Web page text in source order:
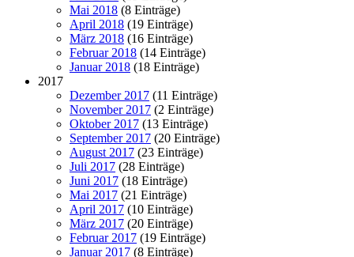
Mai 2018 (8 Einträge)
April 2018 (19 Einträge)
März 2018 (16 Einträge)
Februar 2018 (14 Einträge)
Januar 2018 (18 Einträge)
2017
Dezember 2017 (11 Einträge)
November 2017 (2 Einträge)
Oktober 2017 (13 Einträge)
September 2017 (20 Einträge)
August 2017 (23 Einträge)
Juli 2017 (28 Einträge)
Juni 2017 (18 Einträge)
Mai 2017 (21 Einträge)
April 2017 (10 Einträge)
März 2017 (20 Einträge)
Februar 2017 (19 Einträge)
Januar 2017 (8 Einträge)